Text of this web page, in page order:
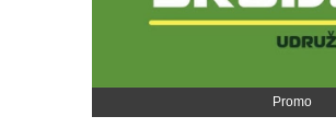
Promo